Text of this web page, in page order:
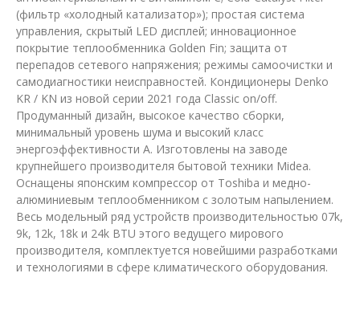
(фильтр «холодный катализатор»); простая система
управления, скрытый LED дисплей; инновационное
покрытие теплообменника Golden Fin; защита от
перепадов сетевого напряжения; режимы самоочистки и
самодиагностики неисправностей. Кондиционеры Denko
KR / KN из новой серии 2021 года Classic on/off.
Продуманный дизайн, высокое качество сборки,
минимальный уровень шума и высокий класс
энергоэффективности А. Изготовлены на заводе
крупнейшего производителя бытовой техники Midea.
Оснащены японским компрессор от Toshiba и медно-
алюминиевым теплообменником с золотым напылением.
Весь модельный ряд устройств производительностью 07k,
9k, 12k, 18k и 24k BTU этого ведущего мирового
производителя, комплектуется новейшими разработками
и технологиями в сфере климатического оборудования.